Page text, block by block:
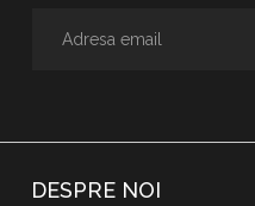
DESPRE NOI